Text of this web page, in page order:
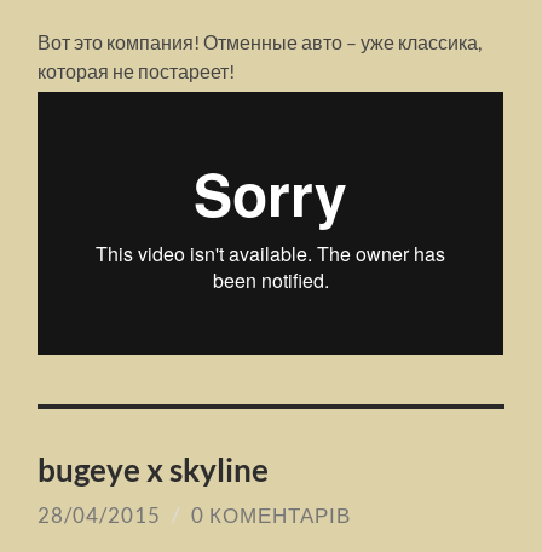
Вот это компания! Отменные авто – уже классика,
которая не постареет!
bugeye x skyline
28/04/2015 / 0 КОМЕНТАРІВ